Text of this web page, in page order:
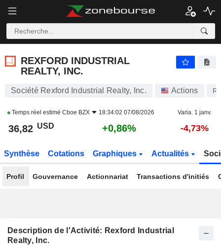
REXFORD INDUSTRIAL
REALTY, INC.
Société Rexford Industrial Realty, Inc. Actions
Temps réel estimé Cboe BZX 18:34:02 07/08/2026 Varia. 1 janv.
36,82 USD +0,86% -4,73%
Synthèse Cotations Graphiques Actualités
Profil Gouvernance Actionnariat Transactions d'initiés
Description de l'Activité: Rexford Industrial
Realty, Inc.